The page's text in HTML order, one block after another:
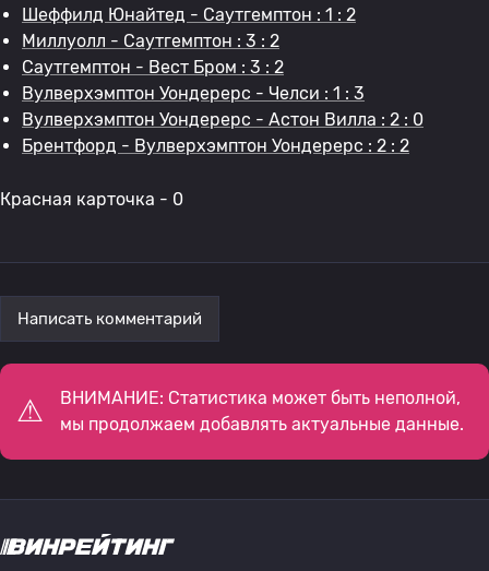
Шеффилд Юнайтед - Саутгемптон : 1 : 2
Миллуолл - Саутгемптон : 3 : 2
Саутгемптон - Вест Бром : 3 : 2
Вулверхэмптон Уондерерс - Челси : 1 : 3
Вулверхэмптон Уондерерс - Астон Вилла : 2 : 0
Брентфорд - Вулверхэмптон Уондерерс : 2 : 2
Красная карточка - 0
Написать комментарий
ВНИМАНИЕ: Статистика может быть неполной,
мы продолжаем добавлять актуальные данные.